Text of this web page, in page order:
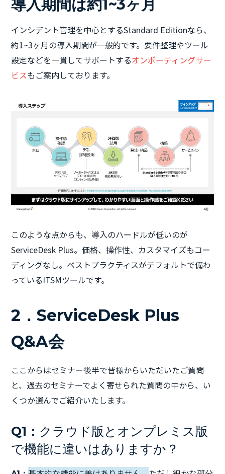
導入期間は約1~3ヶ月
インシデント管理を中心とするStandard Editionなら、
約1~3ヶ月の導入期間が一般的です。要件整理やツール
設定などを一貫してサポートするオンボーディングサー
ビスもご案内しております。
このような点からも、導入のハードルが低いのが
ServiceDesk Plus。価格、操作性、カスタマイズもコー
ディングなし。ベストプラクティスがデフォルトで備わ
っているITSMツールです。
2．ServiceDesk Plus
Q&A会
ここからはセミナー後半で皆様からいただいたご質問
と、過去のセミナーでよく寄せられた質問の中から、い
くつか選んでご紹介いたします。
Q1： クラウド版とオンプレミス版
で機能に違いはありますか？